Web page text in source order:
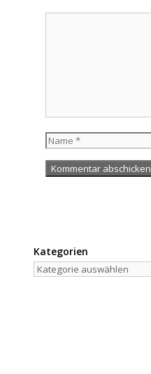
Name
Kategorien
Kategorien